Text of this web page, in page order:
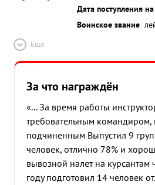
Дата поступления
Воинское звание
Ещё
За что награждён
«... За время работы
требовательным командиром,
подчиненным Выпустил 9
человек, отлично 78% и
вывозной налет на курсантам
году подготовил 14 человек